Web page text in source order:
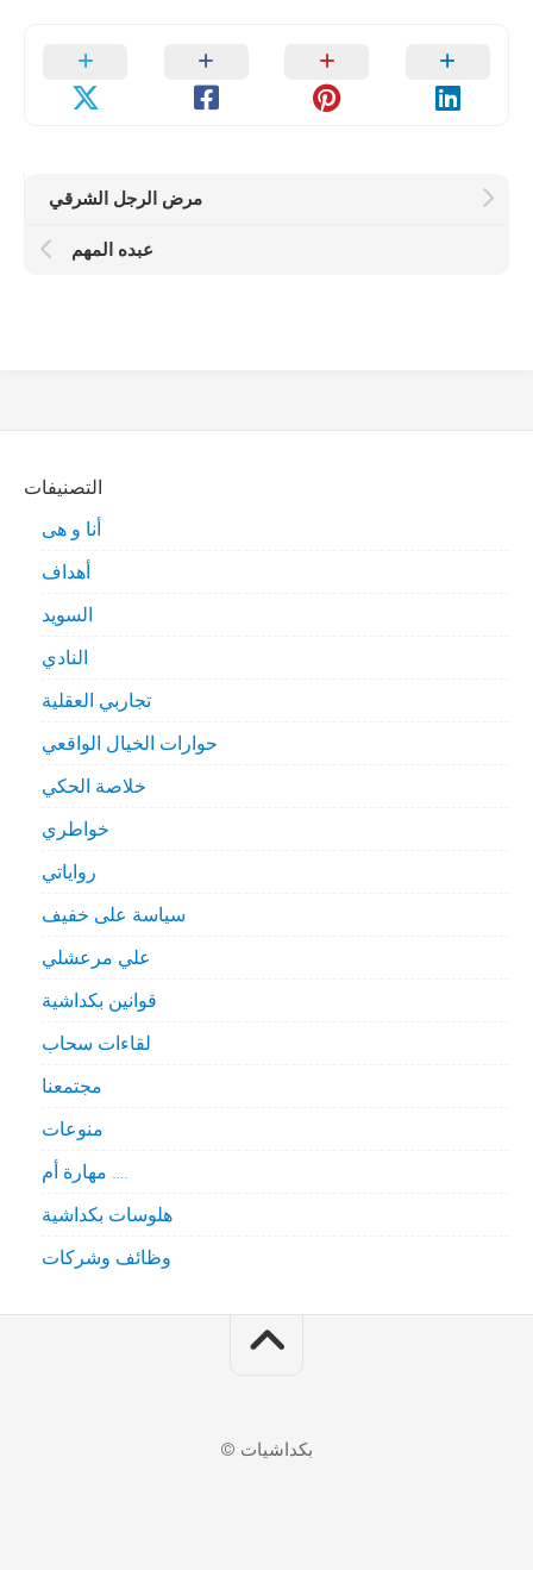
مرض الرجل الشرقي
عبده المهم
التصنيفات
أنا و هى
أهداف
السويد
النادي
تجاربي العقلية
حوارات الخيال الواقعي
خلاصة الحكي
خواطري
رواياتي
سياسة على خفيف
علي مرعشلي
قوانين بكداشية
لقاءات سحاب
مجتمعنا
منوعات
مهارة أم ….
هلوسات بكداشية
وظائف وشركات
© بكداشيات